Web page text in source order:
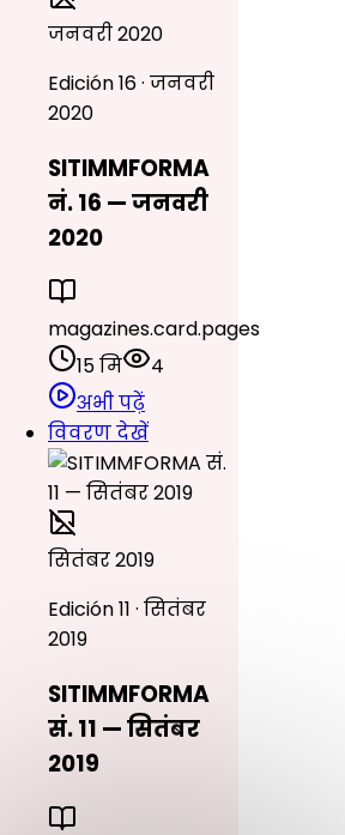
जनवरी 2020
Edición 16 · जनवरी
2020
SITIMMFORMA
नं. 16 — जनवरी
2020
magazines.card.pages
15 मि
4
अभी पढ़ें
विवरण देखें
सितंबर 2019
Edición 11 · सितंबर
2019
SITIMMFORMA
सं. 11 — सितंबर
2019